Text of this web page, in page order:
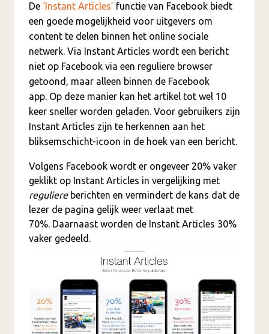
De ‘Instant Articles’ functie van Facebook biedt
een goede mogelijkheid voor uitgevers om
content te delen binnen het online sociale
netwerk. Via Instant Articles wordt een bericht
niet op Facebook via een reguliere browser
getoond, maar alleen binnen de Facebook
app. Op deze manier kan het artikel tot wel 10
keer sneller worden geladen. Voor gebruikers zijn
Instant Articles zijn te herkennen aan het
bliksemschicht-icoon in de hoek van een bericht.
Volgens Facebook wordt er ongeveer 20% vaker
geklikt op Instant Articles in vergelijking met
reguliereberichten en vermindert de kans dat de
lezer de pagina gelijk weer verlaat met
70%. Daarnaast worden de Instant Articles 30%
vaker gedeeld.